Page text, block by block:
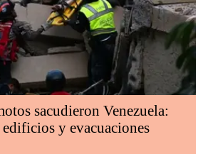
sacudieron Venezuela:
y evacuaciones